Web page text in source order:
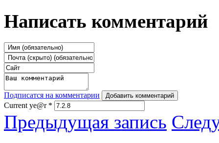
Написать комментарий
Подписатся на комментарии Добавить комментарий
Current ye@r *
Предыдущая запись